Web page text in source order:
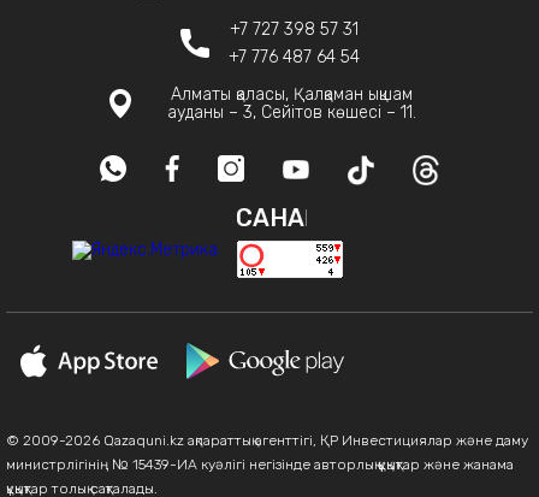
+7 727 398 57 31
+7 776 487 64 54
Алматы қаласы, Қалқаман ықшам
ауданы – 3, Сейітов көшесі – 11.
САНАҚ
© 2009-2026 Qazaquni.kz ақпараттық агенттігі, ҚР Инвестициялар және даму
министрлігінің № 15439-ИА куәлігі негізінде авторлық құқықтар және жанама
құқықтар толық сақталады.